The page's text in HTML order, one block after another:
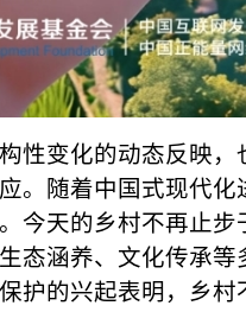
性变化的动态反映
。随着中国式现代
今天的乡村不再止
态涵养、文化传承
护的兴起表明，乡